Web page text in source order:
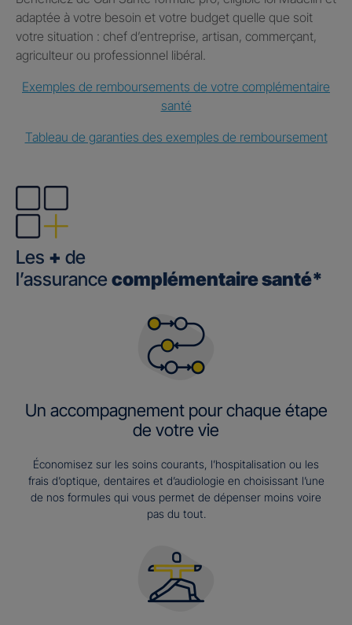
adaptée à votre besoin et votre budget quelle que soit
votre situation : chef d’entreprise, artisan, commerçant,
agriculteur ou professionnel libéral.
Exemples de remboursements de votre complémentaire
santé
Tableau de garanties des exemples de remboursement
Les + de
l’assurance complémentaire santé*
Un accompagnement pour chaque étape
de votre vie
Économisez sur les soins courants, l’hospitalisation ou les
frais d’optique, dentaires et d’audiologie en choisissant l’une
de nos formules qui vous permet de dépenser moins voire
pas du tout.